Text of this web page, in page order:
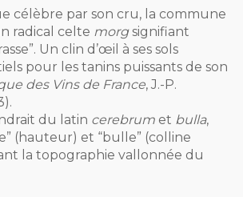
célèbre par son cru, la commune
radical celte morgsignifiant
Un clin d’œil à ses sols
pour les tanins puissants de son
des Vins de France, J.-P.
du latin cerebrum et bulla,
(hauteur) et “bulle” (colline
la topographie vallonnée du